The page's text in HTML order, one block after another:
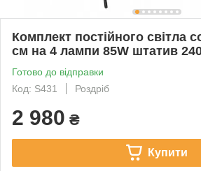
Комплект постійного світла
см на 4 лампи 85W штатив
Готово до відправки
Код: S431
Роздріб
2 980 ₴
Купити